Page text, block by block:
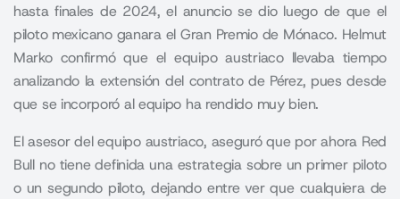
hasta finales de 2024, el anuncio se dio luego de que el
piloto mexicano ganara el Gran Premio de Mónaco. Helmut
Marko confirmó que el equipo austriaco llevaba tiempo
analizando la extensión del contrato de Pérez, pues desde
que se incorporó al equipo ha rendido muy bien.
El asesor del equipo austriaco, aseguró que por ahora Red
Bullno tiene definida una estrategia sobre un primer piloto
o un segundo piloto, dejando entre ver que cualquiera de